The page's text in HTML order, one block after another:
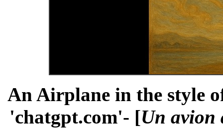
An Airplane in the style
'chatgpt.com'- [Un avion